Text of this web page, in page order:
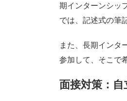
期インターンシッ
では、記述式の筆
また、長期インタ
参加して、そこで
面接対策：